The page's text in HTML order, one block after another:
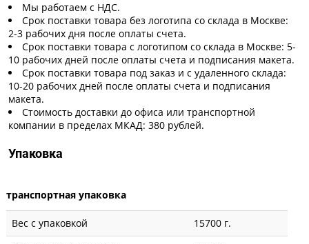
Мы работаем с НДС.
Срок поставки товара без логотипа со склада в Москве:
2-3 рабочих дня после оплаты счета.
Срок поставки товара с логотипом со склада в Москве: 5-
10 рабочих дней после оплаты счета и подписания макета.
Срок поставки товара под заказ и с удаленного склада:
10-20 рабочих дней после оплаты счета и подписания
макета.
Стоимость доставки до офиса или транспортной
компании в пределах МКАД: 380 рублей.
Упаковка
транспортная упаковка
Вес с упаковкой
15700 г.